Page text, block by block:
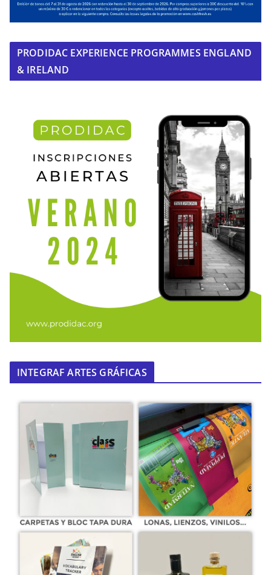
PRODIDAC EXPERIENCE PROGRAMMES ENGLAND
& IRELAND
INTEGRAF ARTES GRÁFICAS